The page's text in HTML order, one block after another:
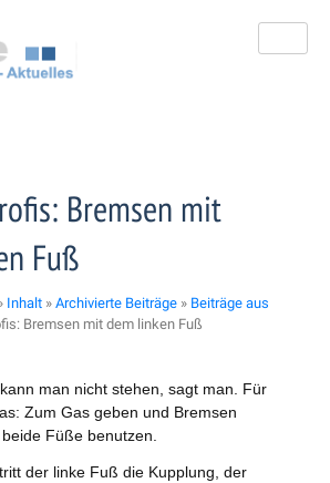
Bremsen mit
Fuß
Inhalt » Archivierte Beiträge » Beiträge aus
Bremsen mit dem linken Fuß
man nicht stehen, sagt man. Für
Zum Gas geben und Bremsen
Füße benutzen.
der linke Fuß die Kupplung, der